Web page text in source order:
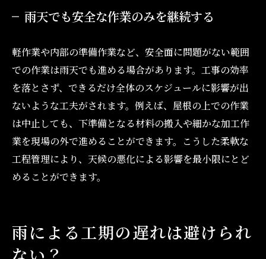
雨天でも安全な作業のみを継続する
軽作業や内部の準備作業など、安全面に問題がない範囲
での作業は雨天でも進める場合があります。工事の効率
を落とさず、できるだけ全体のスケジュールに影響が出
ないような工夫がされます。例えば、屋根の上での作業
は中止しても、下準備となる材料の搬入や細かな加工作
業を現場の外で進めることができます。こうした柔軟な
工程管理により、天候の悪化による影響を最小限にとど
めることができます。
雨による工期の遅れは避けられ